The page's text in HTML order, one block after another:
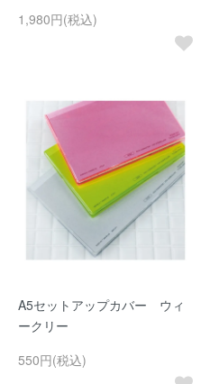
1,980円(税込)
A5セットアップカバー ウィ
ークリー
550円(税込)